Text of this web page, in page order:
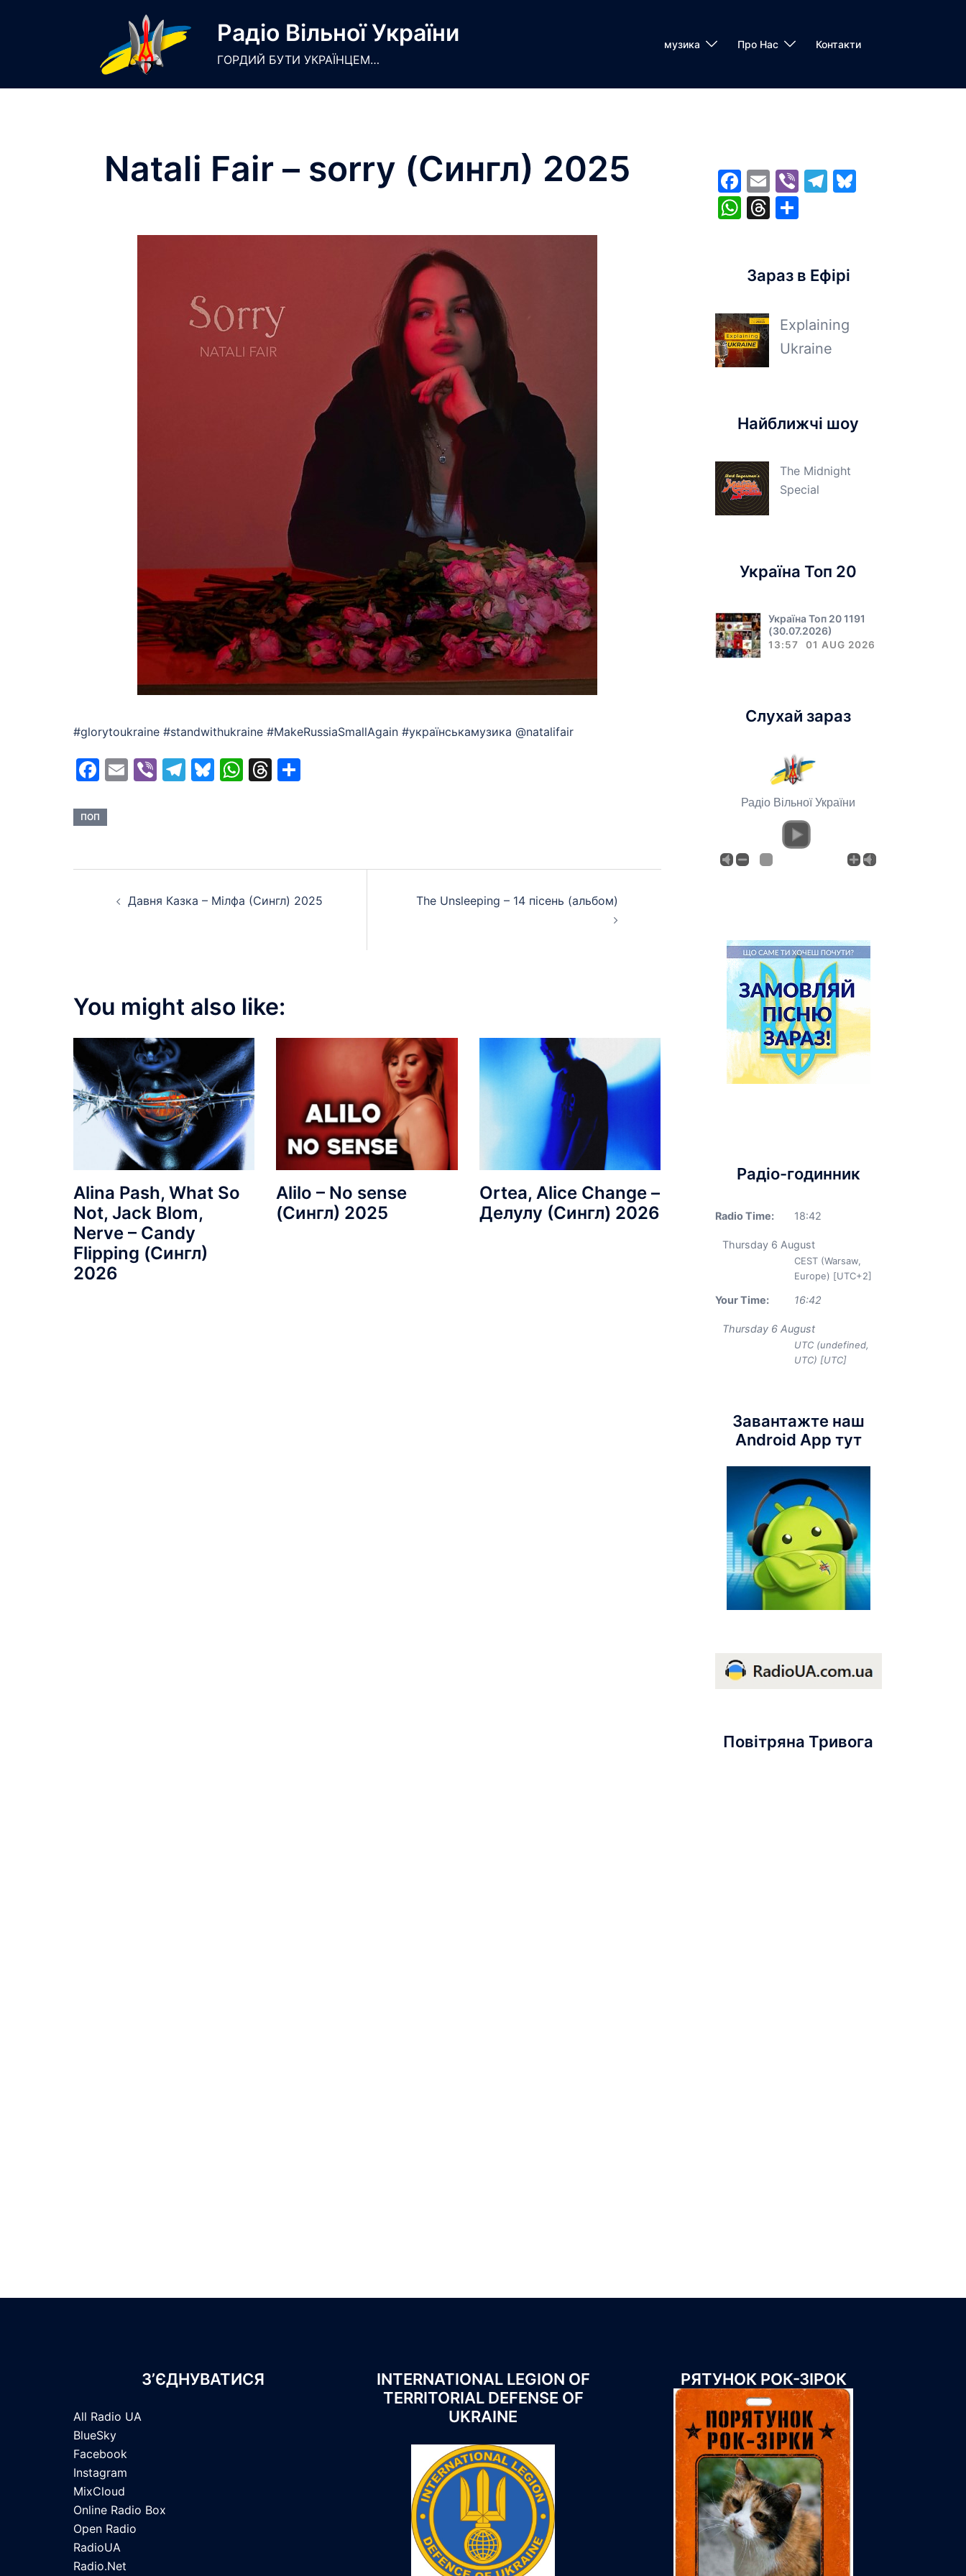
Радіо Вільної України
ГОРДИЙ БУТИ УКРАЇНЦЕМ…
музика Про Нас Контакти
Natali Fair – sorry (Сингл) 2025
#glorytoukraine #standwithukraine #MakeRussiaSmallAgain #українськамузика @natalifair
Facebook
EmailViberTelegram
Bluesky
WhatsApp
Threads
ПОП
navigation
Давня Казка – Мілфа (Сингл) 2025 The Unsleeping – 14 пісень (альбом)
You might also like:
Alina Pash, What So
Not, Jack Blom,
Nerve – Candy
Flipping (Сингл)
2026
Alilo – No sense
(Сингл) 2025
Ortea, Alice Change –
Делулу (Сингл) 2026
Facebook
EmailViberTelegram
Bluesky
WhatsApp
Threads
Share
Зараз в Ефірі
Explaining
Ukraine
Найближчі шоу
The Midnight
Special
Україна Топ 20
Україна Топ 20 1191
(30.07.2026)
13:57 01 AUG 2026
Слухай зараз
Радіо Вільної України
Радіо-годинник
Radio Time: 18:42
Thursday 6 August
CEST (Warsaw,
Europe) [UTC+2]
Your Time: 16:42
Thursday 6 August
UTC (undefined,
UTC) [UTC]
Завантажте наш
Android App тут
Повітряна Тривога
З’ЄДНУВАТИСЯ
All Radio UA
BlueSky
Facebook
Instagram
MixCloud
Online Radio Box
Open Radio
RadioUA
Radio.Net
INTERNATIONAL LEGION OF
TERRITORIAL DEFENSE OF
UKRAINE
РЯТУНОК РОК-ЗІРОК